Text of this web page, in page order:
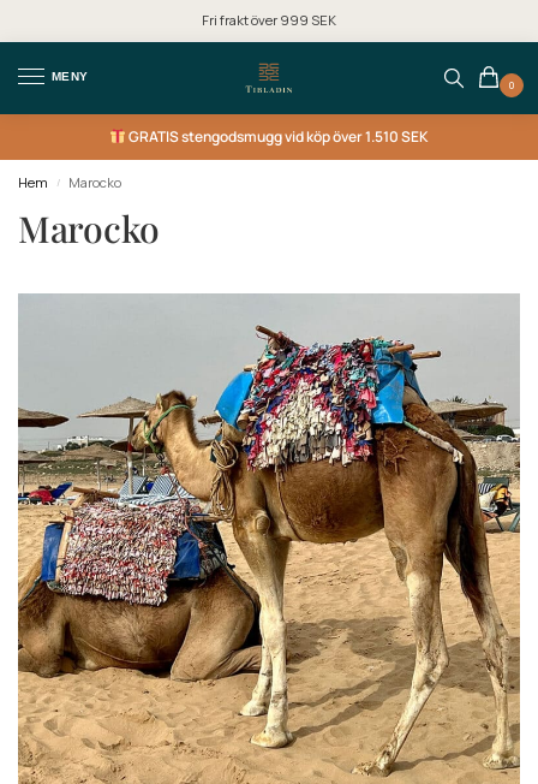
Fri frakt över 999 SEK
MENY
0
GRATISstengodsmugg vid köp över 1.510 SEK
Hem / Marocko
Marocko